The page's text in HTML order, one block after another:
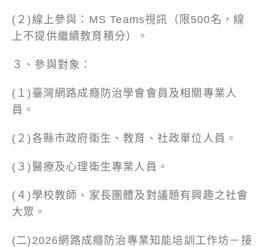
(２)線上參與：MS Teams視訊（限500名，線
上不提供繼續教育積分）。
３、參與對象：
(１)臺灣網路成癮防治學會會員及相關專業人
員。
(２)各縣市政府衛生、教育、社政單位人員。
(３)醫療及心理衛生專業人員。
(４)學校教師、家長團體及對議題有興趣之社會
大眾。
(二)2026網路成癮防治專業知能培訓工作坊－接